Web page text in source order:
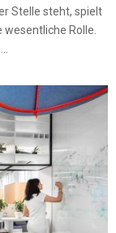
Stelle steht, spielt
Rolle.